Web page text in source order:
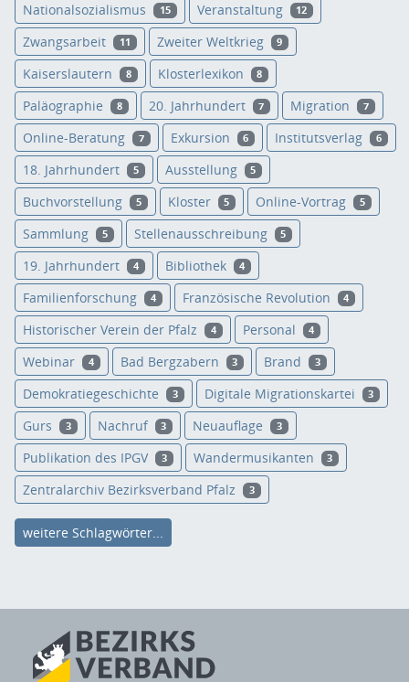
Nationalsozialismus 15 Veranstaltung 12
Zwangsarbeit 11 Zweiter Weltkrieg 9
Kaiserslautern 8 Klosterlexikon 8
Paläographie 8 20. Jahrhundert 7 Migration 7
Online-Beratung 7 Exkursion 6 Institutsverlag 6
18. Jahrhundert 5 Ausstellung 5
Buchvorstellung 5 Kloster 5 Online-Vortrag 5
Sammlung 5 Stellenausschreibung 5
19. Jahrhundert 4 Bibliothek 4
Familienforschung 4 Französische Revolution 4
Historischer Verein der Pfalz 4 Personal 4
Webinar 4 Bad Bergzabern 3 Brand 3
Demokratiegeschichte 3 Digitale Migrationskartei 3
Gurs 3 Nachruf 3 Neuauflage 3
Publikation des IPGV 3 Wandermusikanten 3
Zentralarchiv Bezirksverband Pfalz 3
weitere Schlagwörter...